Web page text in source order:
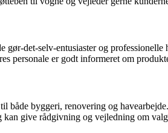
det-selv-entusiaster og
personale er godt informeret om
byggeri, renovering og
give rådgivning og vejledning om